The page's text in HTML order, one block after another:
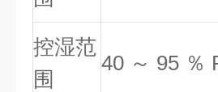
控湿范
围
40 ～ 95 ％